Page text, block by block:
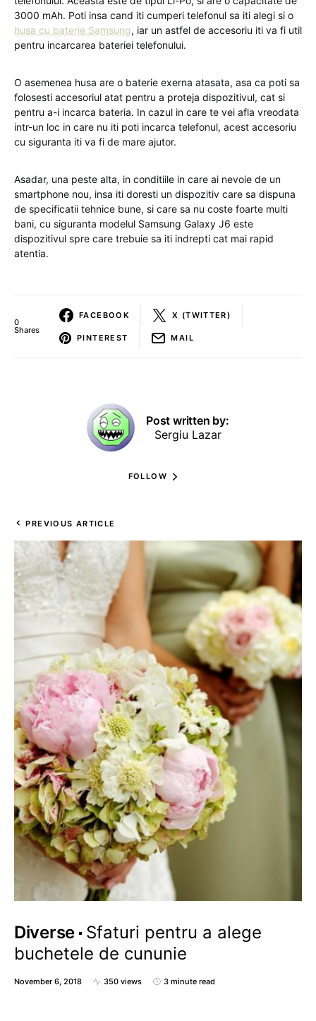
3000 mAh. Poti insa cand iti cumperi telefonul sa iti alegi si o
husa cu baterie Samsung, iar un astfel de accesoriu iti va fi util
pentru incarcarea bateriei telefonului.
O asemenea husa are o baterie exerna atasata, asa ca poti sa
folosesti accesoriul atat pentru a proteja dispozitivul, cat si
pentru a-i incarca bateria. In cazul in care te vei afla vreodata
intr-un loc in care nu iti poti incarca telefonul, acest accesoriu
cu siguranta iti va fi de mare ajutor.
Asadar, una peste alta, in conditiile in care ai nevoie de un
smartphone nou, insa iti doresti un dispozitiv care sa dispuna
de specificatii tehnice bune, si care sa nu coste foarte multi
bani, cu siguranta modelul Samsung Galaxy J6 este
dispozitivul spre care trebuie sa iti indrepti cat mai rapid
atentia.
0
Shares
FACEBOOK X (TWITTER)
PINTEREST MAIL
Post written by:
Sergiu Lazar
FOLLOW
PREVIOUS ARTICLE
Diverse Sfaturi pentru a alege
buchetele de cununie
November 6, 2018 350 views 3 minute read